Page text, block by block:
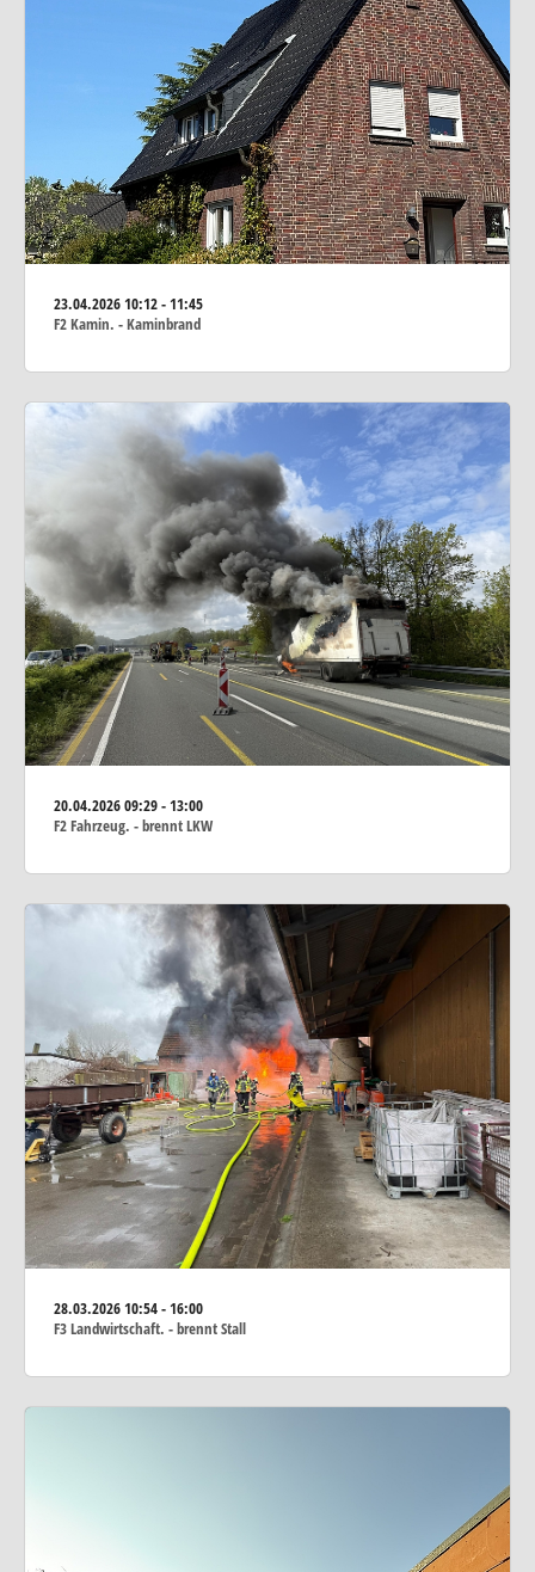
23.04.202610:12 - 11:45
F2 Kamin. - Kaminbrand
20.04.202609:29 - 13:00
F2 Fahrzeug. - brennt LKW
28.03.202610:54 - 16:00
F3 Landwirtschaft. - brennt Stall